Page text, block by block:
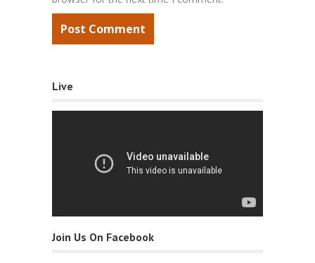
Live
Join Us On Facebook